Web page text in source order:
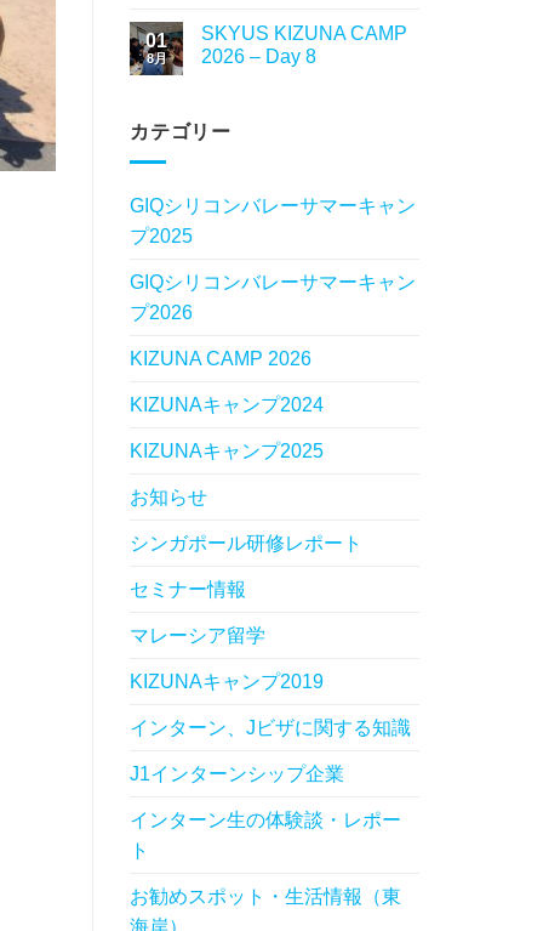
01
8月
SKYUS KIZUNA CAMP
2026 – Day 8
カテゴリー
GIQシリコンバレーサマーキャン
プ2025
GIQシリコンバレーサマーキャン
プ2026
KIZUNA CAMP 2026
KIZUNAキャンプ2024
KIZUNAキャンプ2025
お知らせ
シンガポール研修レポート
セミナー情報
マレーシア留学
KIZUNAキャンプ2019
インターン、Jビザに関する知識
J1インターンシップ企業
インターン生の体験談・レポー
ト
お勧めスポット・生活情報（東
海岸）